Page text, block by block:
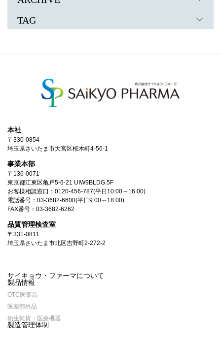
TAG
本社
〒330-0854
埼玉県さいたま市大宮区桜木町4-56-1
事業本部
〒136-0071
東京都江東区亀戸5-6-21 UIW9BLDG.5F
お客様相談窓口： 0120-456-787(平日10:00～16:00)
電話番号： 03-3682-6600(平日9:00～18:00)
FAX番号：03-3682-6262
品質管理検査室
〒331-0811
埼玉県さいたま市北区吉野町2-272-2
サイキョウ・ファーマについて
製品情報
OTC医薬品
医薬部外品
衛生雑貨・医療機器
製造管理体制